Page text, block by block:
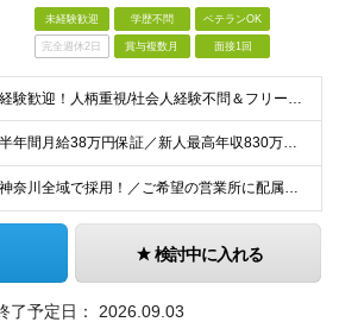
未経験歓迎 学歴不問 ベテランOK
完全週休2日 賞与複数月 面接1回
未経験歓迎！人柄重視/社会人経験不問＆フリーターもOK ■普通自動車免許（AT限定可）を取得して1年以上経過している方 ※前職・学歴・ブランク・転職回数などは一切不問です。 <2種免許取得代は全額
【半年間月給38万円保証／新人最高年収830万円／賞与年2回／給料控除を100%撤廃】 6ヶ月間、月給38万円保証＋歩合給＋賞与年2回（川崎／保土ヶ谷／戸塚） ◆保証額を超える売上時は上乗せした給与
＜神奈川全域で採用！／ご希望の営業所に配属＞ ◎転居を伴う転勤なし！ ◎U・Iターン歓迎！ ◎マイカー通勤OK（駐車場完備） 神奈川全域に6拠点（★希望の営業所に配属） ■本社：横浜市戸塚区名瀬町1
検討中に入れる
了予定日： 2026.09.03